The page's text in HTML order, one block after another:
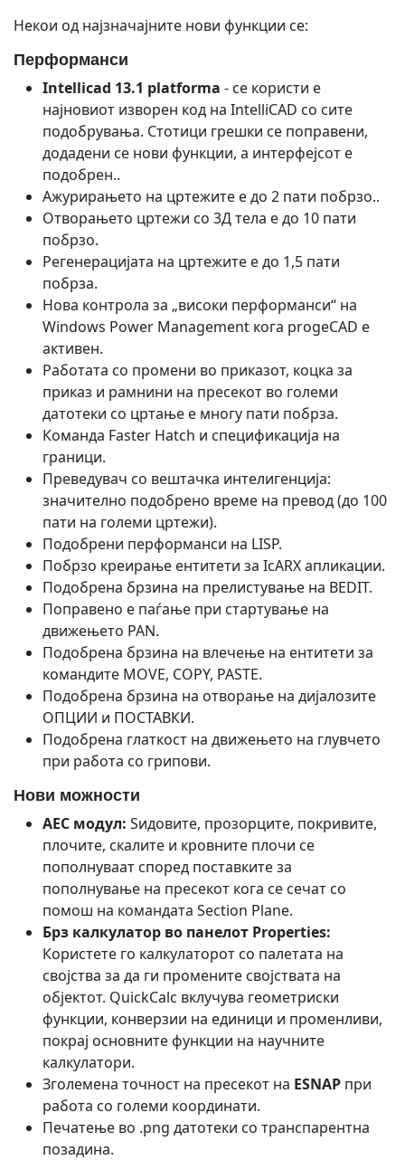
Некои од најзначајните нови функции се:
Перформанси
Intellicad 13.1 platforma - се користи е
најновиот изворен код на IntelliCAD со сите
подобрувања. Стотици грешки се поправени,
додадени се нови функции, а интерфејсот е
подобрен..
Ажурирањето на цртежите е до 2 пати побрзо..
Отворањето цртежи со 3Д тела е до 10 пати
побрзо.
Регенерацијата на цртежите е до 1,5 пати
побрза.
Нова контрола за „високи перформанси“ на
Windows Power Management кога progeCAD е
активен.
Работата со промени во приказот, коцка за
приказ и рамнини на пресекот во големи
датотеки со цртање е многу пати побрза.
Команда Faster Hatch и спецификација на
граници.
Преведувач со вештачка интелигенција:
значително подобрено време на превод (до 100
пати на големи цртежи).
Подобрени перформанси на LISP.
Побрзо креирање ентитети за IcARX апликации.
Подобрена брзина на прелистување на BEDIT.
Поправено е паѓање при стартување на
движењето PAN.
Подобрена брзина на влечење на ентитети за
командите MOVE, COPY, PASTE.
Подобрена брзина на отворање на дијалозите
ОПЦИИ и ПОСТАВКИ.
Подобрена глаткост на движењето на глувчето
при работа со грипови.
Нови можности
AEC модул: Ѕидовите, прозорците, покривите,
плочите, скалите и кровните плочи се
пополнуваат според поставките за
пополнување на пресекот кога се сечат со
помош на командата Section Plane.
Брз калкулатор во панелот Properties:
Користете го калкулаторот со палетата на
својства за да ги промените својствата на
објектот. QuickCalc вклучува геометриски
функции, конверзии на единици и променливи,
покрај основните функции на научните
калкулатори.
Зголемена точност на пресекот на ESNAP при
работа со големи координати.
Печатење во .png датотеки со транспарентна
позадина.